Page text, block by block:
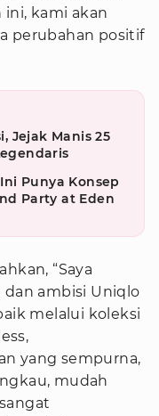
kami akan
perubahan positif
Jejak Manis 25
Punya Konsep
Party at Eden
“Saya
ambisi Uniqlo
melalui koleksi
yang sempurna,
mudah